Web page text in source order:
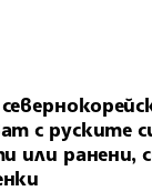
с руските
или ранени,